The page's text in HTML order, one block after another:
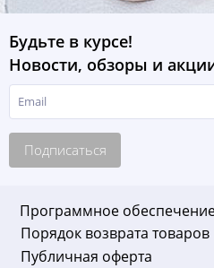
Будьте в курсе!
Новости, обзоры и
Подписаться
Программное
Порядок возврата товаров
Публичная оферта